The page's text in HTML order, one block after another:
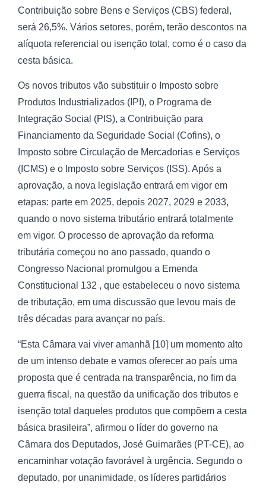
Contribuição sobre Bens e Serviços (CBS) federal,
será 26,5%. Vários setores, porém, terão descontos na
alíquota referencial ou isenção total, como é o caso da
cesta básica.
Os novos tributos vão substituir o Imposto sobre
Produtos Industrializados (IPI), o Programa de
Integração Social (PIS), a Contribuição para
Financiamento da Seguridade Social (Cofins), o
Imposto sobre Circulação de Mercadorias e Serviços
(ICMS) e o Imposto sobre Serviços (ISS). Após a
aprovação, a nova legislação entrará em vigor em
etapas: parte em 2025, depois 2027, 2029 e 2033,
quando o novo sistema tributário entrará totalmente
em vigor. O processo de aprovação da reforma
tributária começou no ano passado, quando o
Congresso Nacional promulgou a Emenda
Constitucional 132 , que estabeleceu o novo sistema
de tributação, em uma discussão que levou mais de
três décadas para avançar no país.
“Esta Câmara vai viver amanhã [10] um momento alto
de um intenso debate e vamos oferecer ao país uma
proposta que é centrada na transparência, no fim da
guerra fiscal, na questão da unificação dos tributos e
isenção total daqueles produtos que compõem a cesta
básica brasileira”, afirmou o líder do governo na
Câmara dos Deputados, José Guimarães (PT-CE), ao
encaminhar votação favorável à urgência. Segundo o
deputado, por unanimidade, os líderes partidários